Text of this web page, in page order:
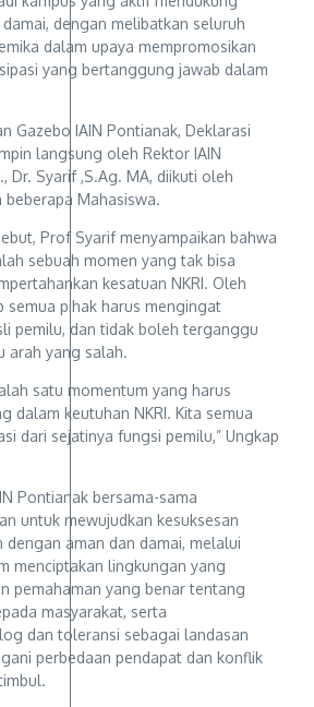
dengan melibatkan seluruh
dalam upaya mempromosikan
yang bertanggung jawab dalam
Gazebo IAIN Pontianak, Deklarasi
langsung oleh Rektor IAIN
Dr. Syarif ,S.Ag. MA, diikuti oleh
beberapa Mahasiswa.
Prof Syarif menyampaikan bahwa
sebuah momen yang tak bisa
kesatuan NKRI. Oleh
semua pihak harus mengingat
pemilu, dan tidak boleh terganggu
arah yang salah.
satu momentum yang harus
dalam keutuhan NKRI. Kita semua
dari sejatinya fungsi pemilu,” Ungkap
Pontianak bersama-sama
untuk mewujudkan kesuksesan
aman dan damai, melalui
menciptakan lingkungan yang
pemahaman yang benar tentang
masyarakat, serta
dan toleransi sebagai landasan
perbedaan pendapat dan konflik